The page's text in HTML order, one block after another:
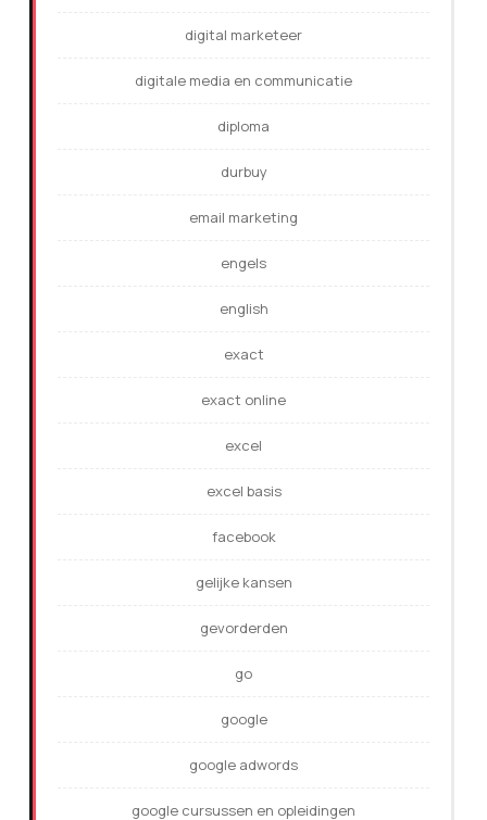
digital marketeer
digitale media en communicatie
diploma
durbuy
email marketing
engels
english
exact
exact online
excel
excel basis
facebook
gelijke kansen
gevorderden
go
google
google adwords
google cursussen en opleidingen